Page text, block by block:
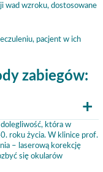
wad wzroku, dostosowane
pacjent w ich
zabiegów:
która w
roku życia. W klinice prof.
– laserową korekcję
się okularów